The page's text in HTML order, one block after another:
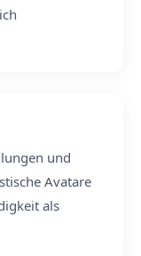
und
Avatare
als